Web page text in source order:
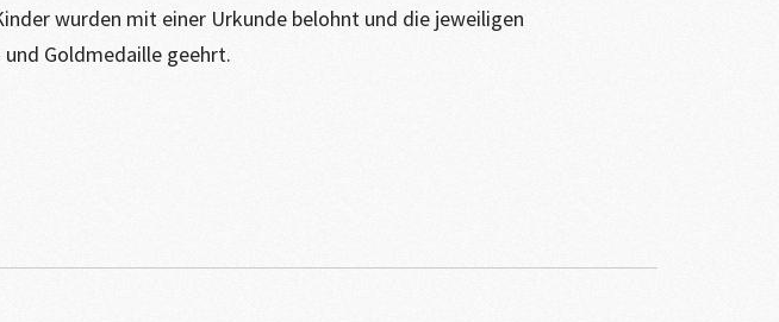
wurden mit einer Urkunde belohnt und die jeweiligen
Goldmedaille geehrt.